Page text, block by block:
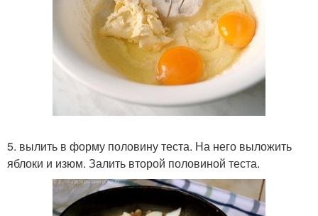
5. вылить в форму половину теста. На него выложить
яблоки и изюм. Залить второй половиной теста.